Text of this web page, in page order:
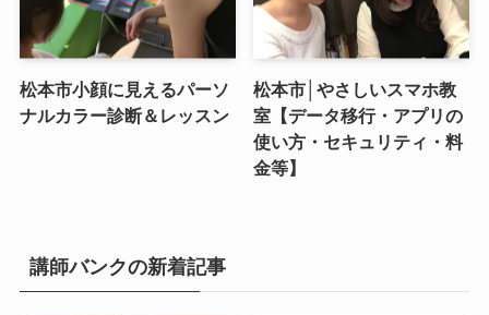
松本市小顔に見えるパーソ
ナルカラー診断＆レッスン
松本市│やさしいスマホ教
室【データ移行・アプリの
使い方・セキュリティ・料
金等】
講師バンクの新着記事